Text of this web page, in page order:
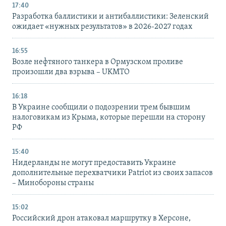
17:40
Разработка баллистики и антибаллистики: Зеленский
ожидает «нужных результатов» в 2026-2027 годах
16:55
Возле нефтяного танкера в Ормузском проливе
произошли два взрыва – UKMTO
16:18
В Украине сообщили о подозрении трем бывшим
налоговикам из Крыма, которые перешли на сторону
РФ
15:40
Нидерланды не могут предоставить Украине
дополнительные перехватчики Patriot из своих запасов
– Минобороны страны
15:02
Российский дрон атаковал маршрутку в Херсоне,